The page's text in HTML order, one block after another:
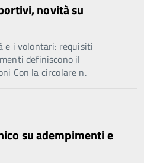
novità su
e i volontari: requisiti
definiscono il
Con la circolare n.
su adempimenti e